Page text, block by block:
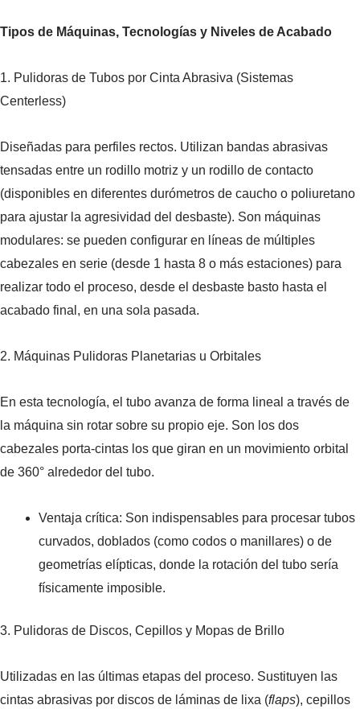
Tipos de Máquinas, Tecnologías y Niveles de Acabado
1. Pulidoras de Tubos por Cinta Abrasiva (Sistemas
Centerless)
Diseñadas para perfiles rectos. Utilizan bandas abrasivas
tensadas entre un rodillo motriz y un rodillo de contacto
(disponibles en diferentes durómetros de caucho o poliuretano
para ajustar la agresividad del desbaste). Son máquinas
modulares: se pueden configurar en líneas de múltiples
cabezales en serie (desde 1 hasta 8 o más estaciones) para
realizar todo el proceso, desde el desbaste basto hasta el
acabado final, en una sola pasada.
2. Máquinas Pulidoras Planetarias u Orbitales
En esta tecnología, el tubo avanza de forma lineal a través de
la máquina sin rotar sobre su propio eje. Son los dos
cabezales porta-cintas los que giran en un movimiento orbital
de 360° alrededor del tubo.
Ventaja crítica: Son indispensables para procesar tubos
curvados, doblados (como codos o manillares) o de
geometrías elípticas, donde la rotación del tubo sería
físicamente imposible.
3. Pulidoras de Discos, Cepillos y Mopas de Brillo
Utilizadas en las últimas etapas del proceso. Sustituyen las
cintas abrasivas por discos de láminas de lixa (flaps), cepillos